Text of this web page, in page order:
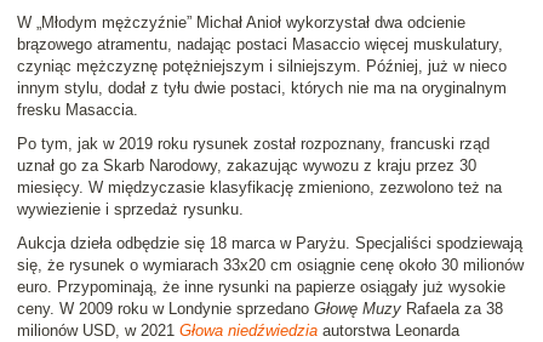
W „Młodym mężczyźnie” Michał Anioł wykorzystał dwa odcienie
brązowego atramentu, nadając postaci Masaccio więcej muskulatury,
czyniąc mężczyznę potężniejszym i silniejszym. Później, już w nieco
innym stylu, dodał z tyłu dwie postaci, których nie ma na oryginalnym
fresku Masaccia.
Po tym, jak w 2019 roku rysunek został rozpoznany, francuski rząd
uznał go za Skarb Narodowy, zakazując wywozu z kraju przez 30
miesięcy. W międzyczasie klasyfikację zmieniono, zezwolono też na
wywiezienie i sprzedaż rysunku.
Aukcja dzieła odbędzie się 18 marca w Paryżu. Specjaliści spodziewają
się, że rysunek o wymiarach 33x20 cm osiągnie cenę około 30 milionów
euro. Przypominają, że inne rysunki na papierze osiągały już wysokie
ceny. W 2009 roku w Londynie sprzedano Głowę Muzy Rafaela za 38
milionów USD, w 2021 Głowa niedźwiedzia autorstwa Leonarda